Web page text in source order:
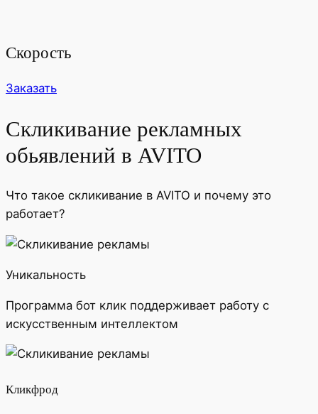
Скорость
Заказать
Скликивание рекламных
обьявлений в AVITO
Что такое скликивание в AVITO и почему это
работает?
Уникальность
Программа бот клик поддерживает работу с
искусственным интеллектом
Кликфрод